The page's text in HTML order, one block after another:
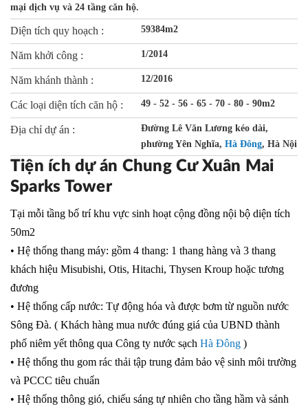
mại dịch vụ và 24 tầng căn hộ.
Diện tích quy hoạch : 59384m2
Năm khởi công : 1/2014
Năm khánh thành : 12/2016
Các loại diện tích căn hộ : 49 - 52 - 56 - 65 - 70 - 80 - 90m2
Địa chỉ dự án :
Đường Lê Văn Lương kéo dài,
phường Yên Nghĩa, Hà Đông, Hà Nội
Tiện ích dự án Chung Cư Xuân Mai
Sparks Tower
Tại mỗi tầng bố trí khu vực sinh hoạt cộng đồng nội bộ diện tích
50m2
• Hệ thống thang máy: gồm 4 thang: 1 thang hàng và 3 thang
khách hiệu Misubishi, Otis, Hitachi, Thysen Kroup hoặc tương
đương
• Hệ thống cấp nước: Tự động hóa và được bơm từ nguồn nước
Sông Đà. ( Khách hàng mua nước đúng giá của UBND thành
phố niêm yết thông qua Công ty nước sạch Hà Đông )
• Hệ thống thu gom rác thải tập trung đảm bảo vệ sinh môi trường
và PCCC tiêu chuẩn
• Hệ thống thông gió, chiếu sáng tự nhiên cho tầng hầm và sảnh